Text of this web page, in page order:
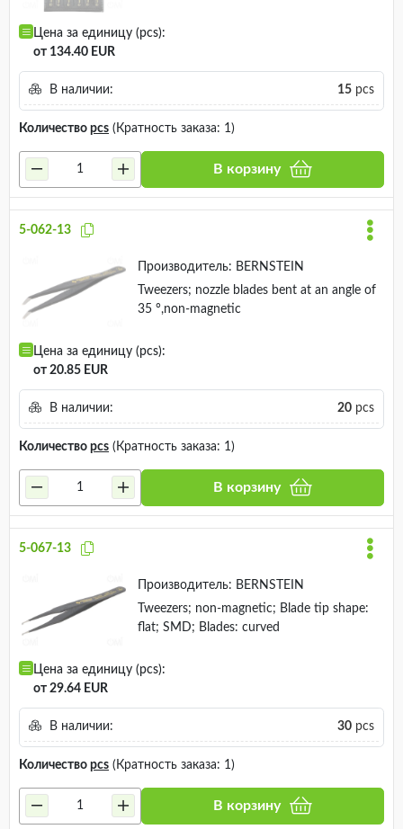
Цена за единицу (pcs):
от 134.40 EUR
В наличии: 15 pcs
Количество pcs (Кратность заказа: 1)
В корзину
5-062-13
Производитель: BERNSTEIN
Tweezers; nozzle blades bent at an angle of
35 °,non-magnetic
Цена за единицу (pcs):
от 20.85 EUR
В наличии: 20 pcs
Количество pcs (Кратность заказа: 1)
В корзину
5-067-13
Производитель: BERNSTEIN
Tweezers; non-magnetic; Blade tip shape:
flat; SMD; Blades: curved
Цена за единицу (pcs):
от 29.64 EUR
В наличии: 30 pcs
Количество pcs (Кратность заказа: 1)
В корзину